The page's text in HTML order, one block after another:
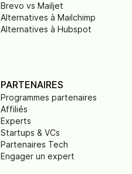
Brevo vs Mailjet
Alternatives à Mailchimp
Alternatives à Hubspot
PARTENAIRES
Programmes partenaires
Affiliés
Experts
Startups & VCs
Partenaires Tech
Engager un expert